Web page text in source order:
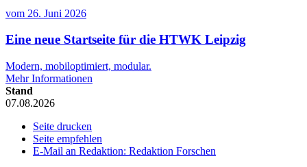
vom 26. Juni 2026
Eine neue Startseite für die HTWK Leipzig
Modern, mobiloptimiert, modular.
Mehr Informationen
Stand
07.08.2026
Seite drucken
Seite empfehlen
E-Mail an Redaktion: Redaktion Forschen